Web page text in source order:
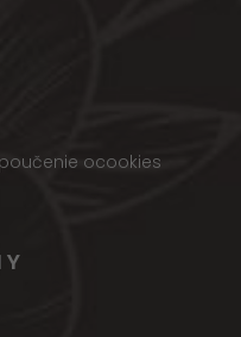
ocookies